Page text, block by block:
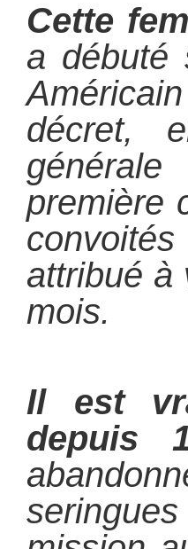
Cette
a débuté
décret,
première
attribué à
mois.
Il est
depuis